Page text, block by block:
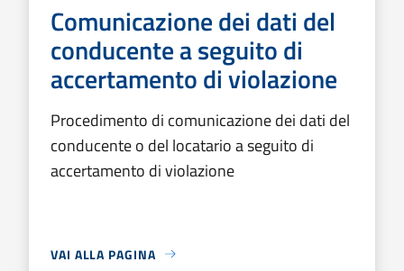
Comunicazione dei dati del
conducente a seguito di
accertamento di violazione
Procedimento di comunicazione dei dati del
conducente o del locatario a seguito di
accertamento di violazione
VAI ALLA PAGINA